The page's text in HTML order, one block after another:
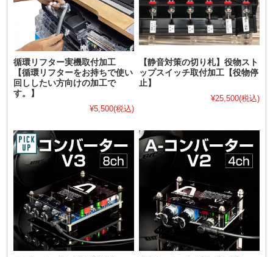
循環リフター実機取付加工
【循環リフターをお持ちで使い
回ししたい方向けの加工で
す。】
¥5,500(税込)
【静音対策の切り札】役物スト
ップスイッチ取付加工【役物停
止】
¥25,500(税込)